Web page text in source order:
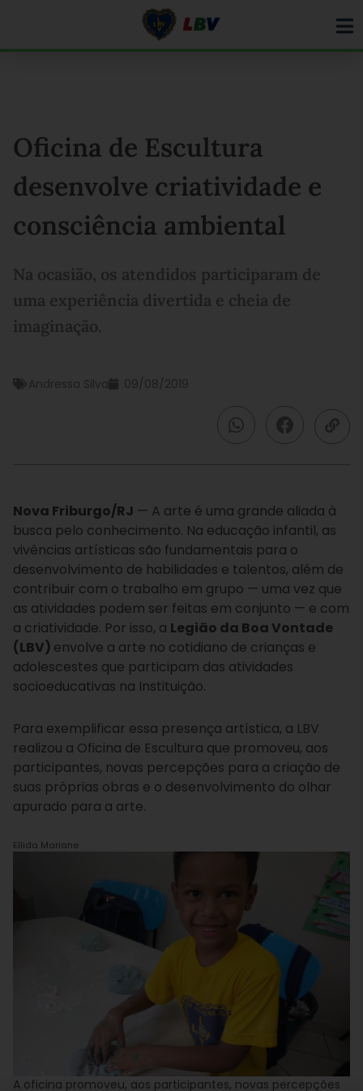
Oficina de Escultura
desenvolve criatividade e
consciência ambiental
Na ocasião, os atendidos participaram de
uma experiência divertida e cheia de
imaginação.
Andressa Silva 09/08/2019
Nova Friburgo/RJ — A arte é uma grande aliada à
busca pelo conhecimento. Na educação infantil, as
vivências artísticas são fundamentais para o
desenvolvimento de habilidades e talentos, além de
contribuir com o trabalho em grupo — uma vez que
as atividades podem ser feitas em conjunto — e com
a criatividade. Por isso, a Legião da Boa Vontade
(LBV) envolve a arte no cotidiano de crianças e
adolescestes que participam das atividades
socioeducativas na Instituição.
Para exemplificar essa presença artística, a LBV
realizou a Oficina de Escultura que promoveu, aos
participantes, novas percepções para a criação de
suas próprias obras e o desenvolvimento do olhar
apurado para a arte.
Ellida Mariane
A oficina promoveu, aos participantes, novas percepções